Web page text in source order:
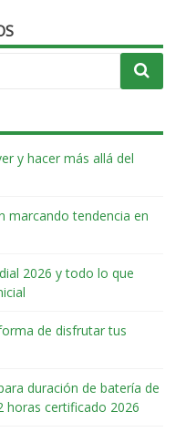
y hacer más allá del
marcando tendencia en
2026 y todo lo que
de disfrutar tus
duración de batería de
horas certificado 2026